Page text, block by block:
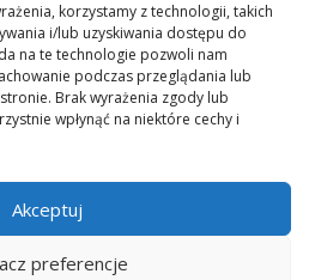
korzystamy z technologii, takich
i/lub uzyskiwania dostępu do
na te technologie pozwoli nam
podczas przeglądania lub
Brak wyrażenia zgody lub
wpłynąć na niektóre cechy i
Akceptuj
preferencje
skan dowodu osobistego (obie strony)
prosimy o kontakt
dwóch egzemplarzach do podpisania
ze sprzętem.
OPTIFLEX, KINETEC SPECTRA: